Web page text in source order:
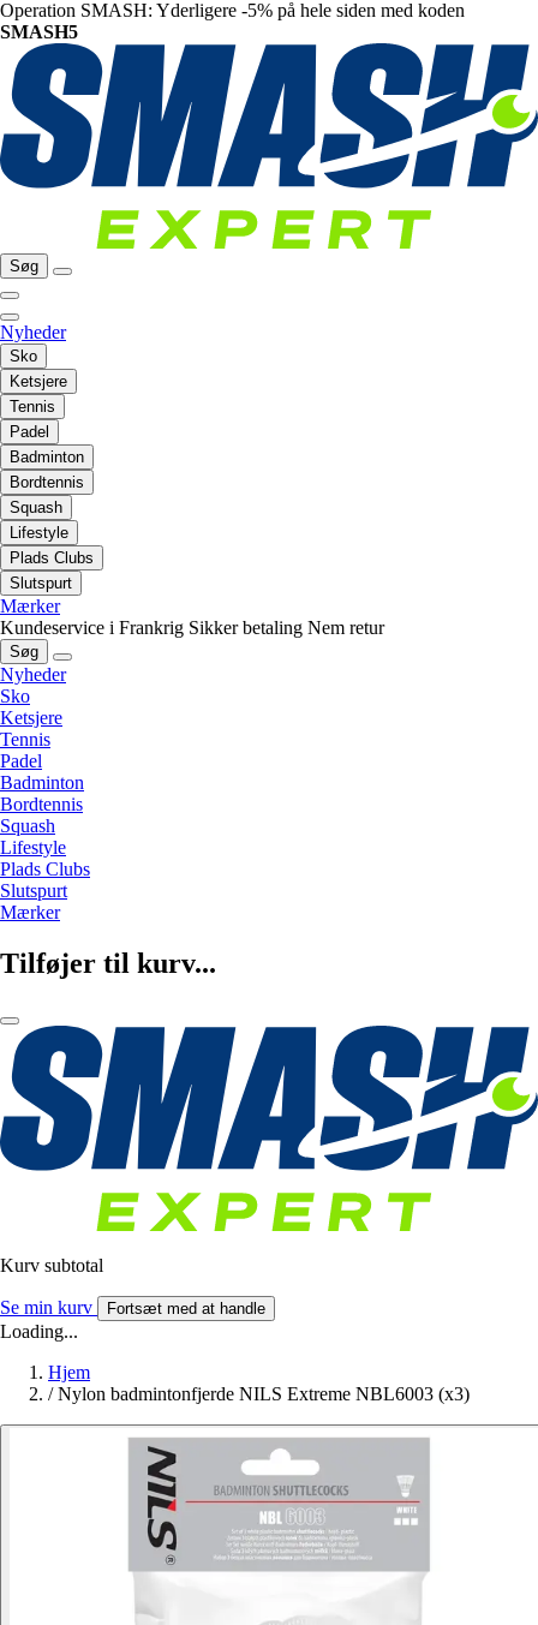
Operation SMASH: Yderligere -5% på hele siden med koden
SMASH5
Søg
Nyheder
Sko
Ketsjere
Tennis
Padel
Badminton
Bordtennis
Squash
Lifestyle
Plads Clubs
Slutspurt
Mærker
Kundeservice i Frankrig Sikker betaling Nem retur
Søg
Nyheder
Sko
Ketsjere
Tennis
Padel
Badminton
Bordtennis
Squash
Lifestyle
Plads Clubs
Slutspurt
Mærker
Tilføjer til kurv...
Kurv subtotal
Se min kurv Fortsæt med at handle
Loading...
Hjem
/ Nylon badmintonfjerde NILS Extreme NBL6003 (x3)